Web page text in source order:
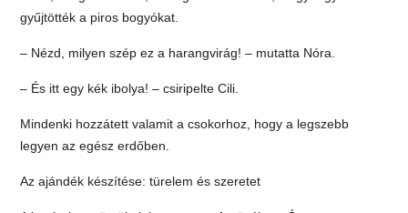
gyűjtötték a piros bogyókat.
– Nézd, milyen szép ez a harangvirág! – mutatta Nóra.
– És itt egy kék ibolya! – csiripelte Cili.
Mindenki hozzátett valamit a csokorhoz, hogy a legszebb
legyen az egész erdőben.
Az ajándék készítése: türelem és szeretet